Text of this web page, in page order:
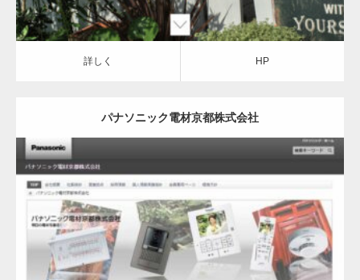
詳しく HP
パナソニック電材京都株式会社
詳しく HP